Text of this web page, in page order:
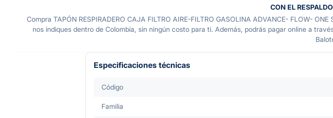
CON EL
Compra TAPÓN RESPIRADERO CAJA FILTRO AIRE-FILTRO GASOLINA ADVANCE- FLOW-
nos indiques dentro de Colombia, sin ningún costo para ti. Además, podrás pagar online a
Especificaciones técnicas
Código
Familia